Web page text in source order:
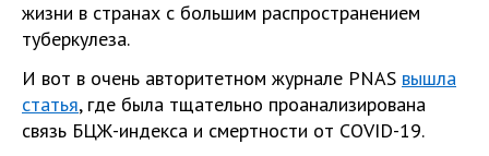
жизни в странах с большим распространением
туберкулеза.
И вот в очень авторитетном журнале PNAS вышла
статья, где была тщательно проанализирована
связь БЦЖ-индекса и смертности от СOVID-19.